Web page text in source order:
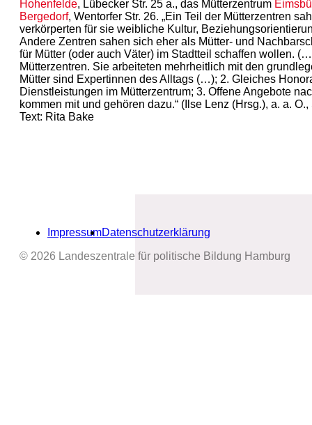
Hohenfelde, Lübecker Str. 25 a., das Mütterzentrum
Bergedorf, Wentorfer Str. 26. „Ein Teil der Mütterzentren
verkörperten für sie weibliche Kultur,
Andere Zentren sahen sich eher als Mütter- und
für Mütter (oder auch Väter) im Stadtteil schaffen wollen.
Mütterzentren. Sie arbeiteten mehrheitlich mit den
Mütter sind Expertinnen des Alltags (…); 2. Gleiches
Dienstleistungen im Mütterzentrum; 3. Offene Angebote
kommen mit und gehören dazu.“ (Ilse Lenz (Hrsg.), a. a. O.,
Text: Rita Bake
ImpressumDatenschutzerklärung
© 2026 Landeszentrale für politische Bildung Hamburg